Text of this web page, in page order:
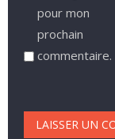
pour mon
prochain
commentaire.